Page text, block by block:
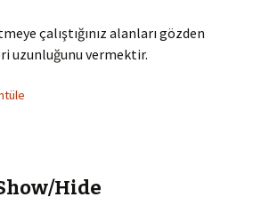
çalıştığınız alanları gözden
uzunluğunu vermektir.
Hide